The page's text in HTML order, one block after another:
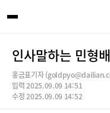
인사말하는 민형
홍금표기자
입력 2025.09.09 14:51
수정 2025.09.09 14:52